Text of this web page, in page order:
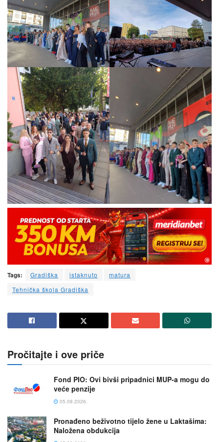
Tags: Gradiška istaknuto
matura
Tehnička škola Gradiška
Pročitajte i ove priče
Fond PIO: Ovi bivši pripadnici MUP-a mogu do
veće penzije
05.08.2026.
Pronađeno beživotno tijelo žene u Laktašima:
Naložena obdukcija